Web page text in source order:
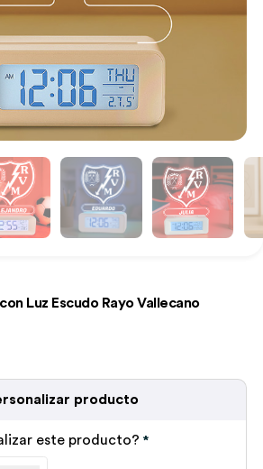
Luz Escudo Rayo Vallecano
producto
este producto? *